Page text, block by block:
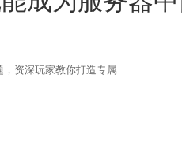
资深玩家教你打造专属